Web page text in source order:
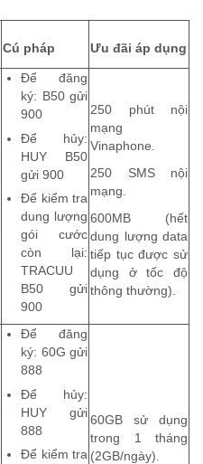
Cú pháp Ưu đãi áp dụng
Để đăng
ký: B50 gửi
900
Để hủy:
HUY B50
gửi 900
Để kiểm tra
dung lượng
gói cước
còn lại:
TRACUU
B50 gửi
900
250 phút nội
mạng
Vinaphone.
250 SMS nội
mạng.
600MB (hết
dung lượng data
tiếp tục được sử
dụng ở tốc độ
thông thường).
Để đăng
ký: 60G gửi
888
Để hủy:
HUY gửi
888
Để kiểm tra
60GB sử dụng
trong 1 tháng
(2GB/ngày).